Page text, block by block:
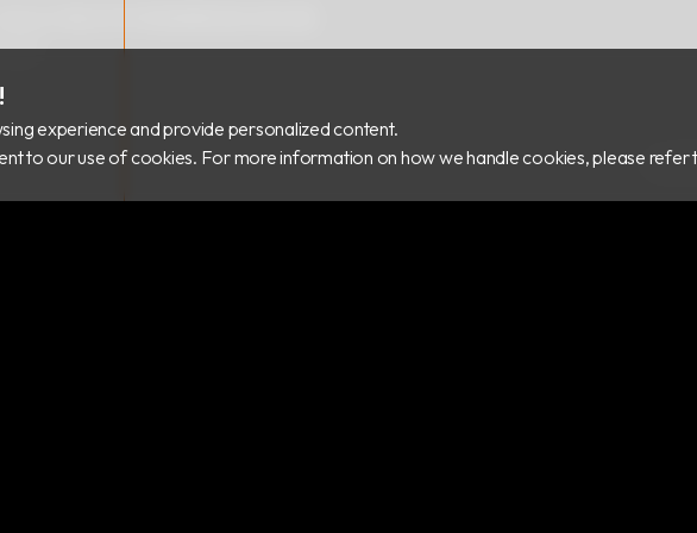
experience and provide personalized content.
to our use of cookies. For more information on how we handle cookies, please refer